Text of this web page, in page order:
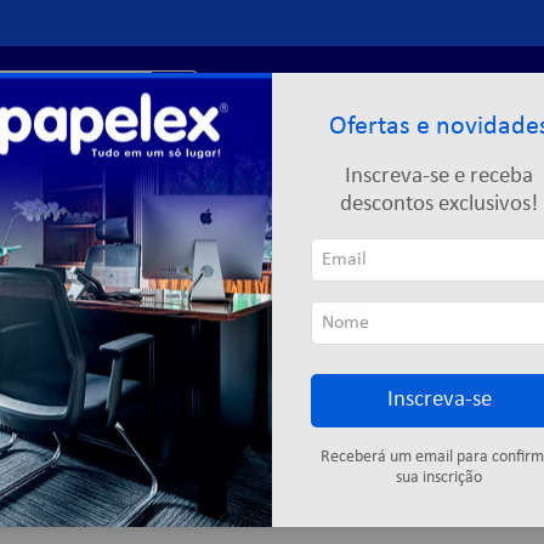
Limpeza Informática
Fitas adesivas Descartáveis Colas
12produtos
Ofertas e
Inscreva-se e receba
descontos exclusivos!
Inscreva-se
Receberá um email para
sua inscrição